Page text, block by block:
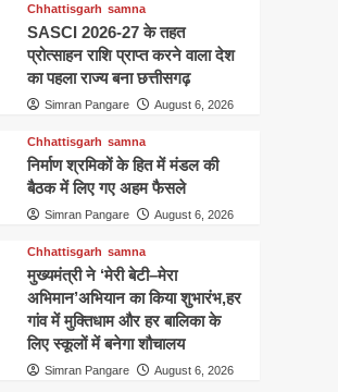
पुनर्नियुक्ति,शासन ने जारी की
स्वीकृति
Education samna Top Story
MBA करने के बाद कर सकते हैं
सरकारी नौकरी,इन फील्ड्स में
Chhattisgarh Education
samna
छत्तीसगढ़ के स्कूलों में अब गूंजेंगे
मंत्र,शिक्षा विभाग ने जारी किए
कड़े निर्देश
Chhattisgarh Education
samna
छत्तीसगढ़ के शिक्षा विभाग में बड़ा
बदलाव, 16 जून से ऑनलाइन
हाजिरी और लीव जरूरी
Chhattisgarh samna
SASCI 2026-27 के तहत
प्रोत्साहन राशि प्राप्त करने वाला देश
का पहला राज्य बना छत्तीसगढ़
Simran Pangare August 6, 2026
Chhattisgarh samna
निर्माण श्रमिकों के हित में मंडल की
बैठक में लिए गए अहम फैसले
Simran Pangare August 6, 2026
Chhattisgarh samna
मुख्यमंत्री ने ‘मेरी बेटी–मेरा
अभिमान’अभियान का किया शुभारंभ,हर
गांव में मुक्तिधाम और हर बालिका के
लिए स्कूलों में बनेगा शौचालय
Simran Pangare August 6, 2026